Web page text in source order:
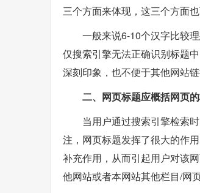
三个方面来体现，这三个方面
一般来说6-10个汉字比较
仅搜索引擎无法正确识别标题
深刻印象，也不便于其他网站链
二、网页标题应概括网页
当用户通过搜索引擎检索
注，网页标题发挥了很大的作
补充作用，从而引起用户对该
他网站或者本网站其他栏目/网